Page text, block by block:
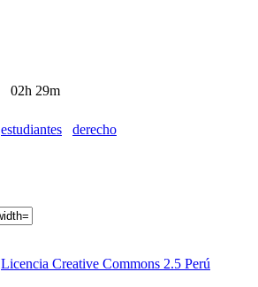
02h 29m
estudiantes derecho
Licencia Creative Commons 2.5 Perú